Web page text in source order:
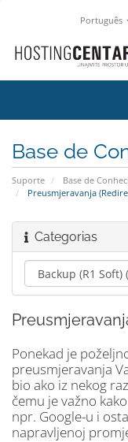
Português
Base de
Suporte Base de
Preusmjeravanja
Categorias
Ponekad je
preusmjeravanja
bio ako iz nekog
čemu je važno
npr. Google-u i
napravljenoj